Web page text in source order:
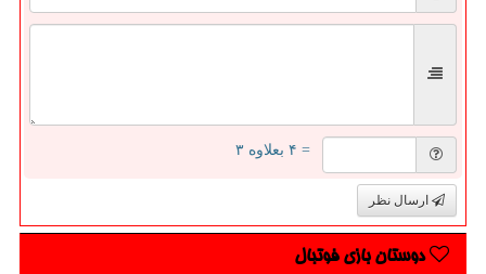
= ۴ بعلاوه ۳
ارسال نظر
دوستان بازی فوتبال